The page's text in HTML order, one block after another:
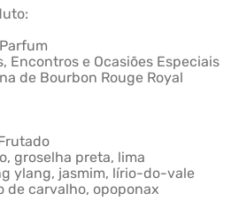
Encontros e Ocasiões Especiais
de Bourbon Rouge Royal
groselha preta, lima
ylang, jasmim, lírio-do-vale
de carvalho, opoponax